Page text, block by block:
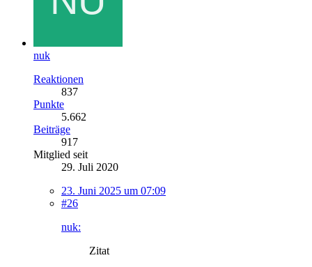
nuk
Reaktionen
837
Punkte
5.662
Beiträge
917
Mitglied seit
29. Juli 2020
23. Juni 2025 um 07:09
#26
nuk:
Zitat